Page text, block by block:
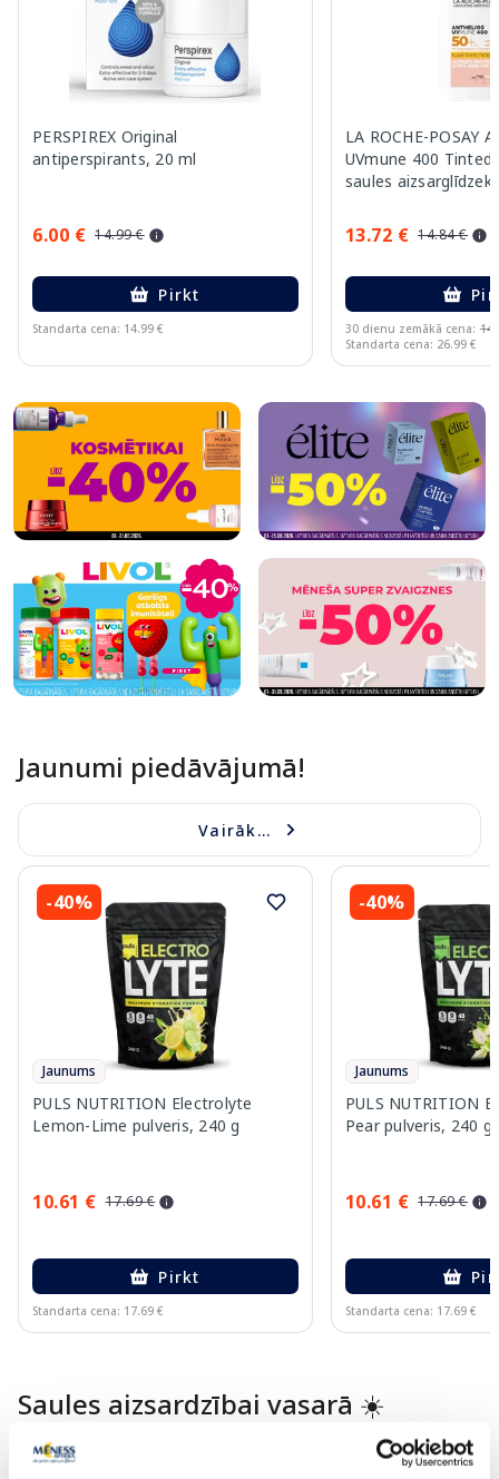
PERSPIREX Original
antiperspirants, 20 ml
6.00 € 14.99 €
Pirkt
Standarta cena: 14.99 €
LA ROCHE-POSAY
UVmune 400 Tinted
saules
13.72 € 14.84 €
30 dienu zemākā cena:
Standarta cena: 26.99 €
Jaunumi piedāvājumā!
Vairāk...
-40%
Jaunums
PULS NUTRITION Electrolyte
Lemon-Lime pulveris, 240 g
10.61 € 17.69 €
Pirkt
Standarta cena: 17.69 €
-40%
Jaunums
PULS NUTRITION
Pear pulveris, 240 g
10.61 € 17.69 €
Standarta cena: 17.69 €
Saules aizsardzībai vasarā ☀️